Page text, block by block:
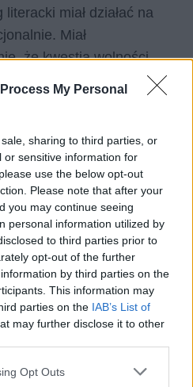
My Personal
sharing to third parties, or
or sensitive information for
use the below opt-out
Please note that after your
you may continue seeing
personal information utilized by
to third parties prior to
opt-out of the further
by third parties on the
This information may
parties on the IAB’s List of
may further disclose it to other
Opt Outs
literacki miał działać na
Miał
że kwestia wolności
również w XIX wieku,
w swoich
modą literacką
krajów, a także tym,
tematów twórczości
Polski. Używając
fantastycznych,
bowiem okazywało
na sercu istotom z